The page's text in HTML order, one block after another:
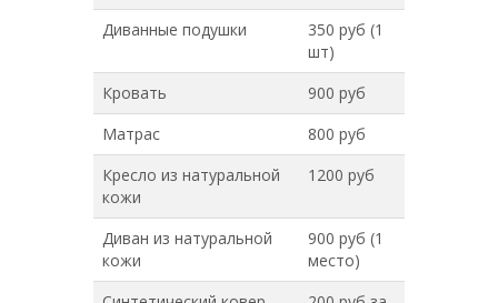
Диванные подушки
350 руб (1
шт)
Кровать
900 руб
Матрас
800 руб
Кресло из натуральной
кожи
1200 руб
Диван из натуральной
кожи
900 руб (1
место)